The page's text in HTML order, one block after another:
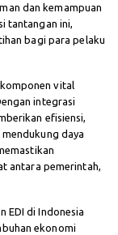
dan kemampuan
tantangan ini,
bagi para pelaku
vital
integrasi
efisiensi,
daya
antara pemerintah,
EDI di Indonesia
ekonomi